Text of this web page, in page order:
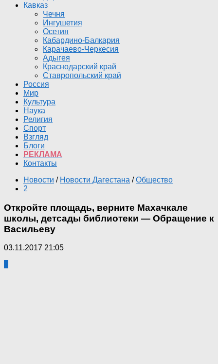
Кавказ
Чечня
Ингушетия
Осетия
Кабардино-Балкария
Карачаево-Черкесия
Адыгея
Краснодарский край
Ставропольский край
Россия
Мир
Культура
Наука
Религия
Спорт
Взгляд
Блоги
РЕКЛАМА
Контакты
Новости / Новости Дагестана / Общество
2
Откройте площадь, верните Махачкале
школы, детсады библиотеки — Обращение к
Васильеву
03.11.2017 21:05